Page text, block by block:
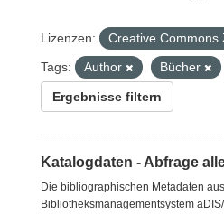
Lizenzen:
Creative Commons
Tags:
Author Bücher
Ergebnisse filtern
Katalogdaten - Abfrage
Die bibliographischen Metadaten
Bibliotheksmanagementsystem